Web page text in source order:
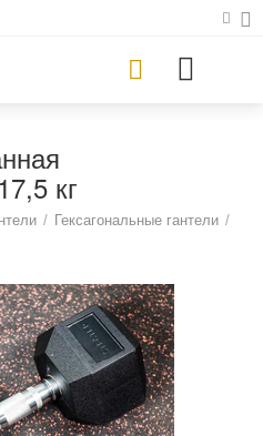
кг
/ Гексагональные гантели /